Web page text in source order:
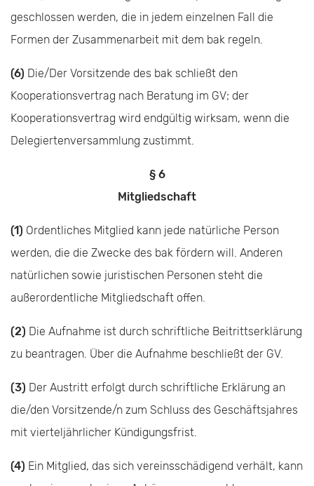
geschlossen werden, die in jedem einzelnen Fall die
Formen der Zusammenarbeit mit dem bak regeln.
(6) Die/Der Vorsitzende des bak schließt den
Kooperationsvertrag nach Beratung im GV; der
Kooperationsvertrag wird endgültig wirksam, wenn die
Delegiertenversammlung zustimmt.
§ 6
Mitgliedschaft
(1) Ordentliches Mitglied kann jede natürliche Person
werden, die die Zwecke des bak fördern will. Anderen
natürlichen sowie juristischen Personen steht die
außerordentliche Mitgliedschaft offen.
(2) Die Aufnahme ist durch schriftliche Beitrittserklärung
zu beantragen. Über die Aufnahme beschließt der GV.
(3) Der Austritt erfolgt durch schriftliche Erklärung an
die/den Vorsitzende/n zum Schluss des Geschäftsjahres
mit vierteljährlicher Kündigungsfrist.
(4) Ein Mitglied, das sich vereinsschädigend verhält, kann